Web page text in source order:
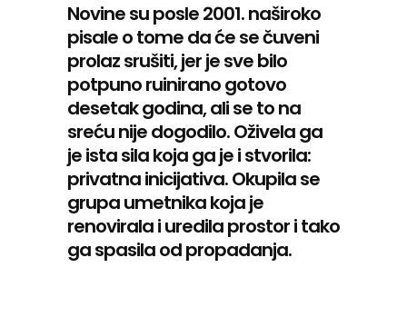
Novine su posle 2001. naširoko
pisale o tome da će se čuveni
prolaz srušiti, jer je sve bilo
potpuno ruinirano gotovo
desetak godina, ali se to na
sreću nije dogodilo. Oživela ga
je ista sila koja ga je i stvorila:
privatna inicijativa. Okupila se
grupa umetnika koja je
renovirala i uredila prostor i tako
ga spasila od propadanja.